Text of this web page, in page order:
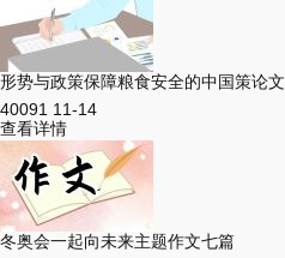
形势与政策保障粮食安全的中国策论文
40091 11-14
查看详情
冬奥会一起向未来主题作文七篇